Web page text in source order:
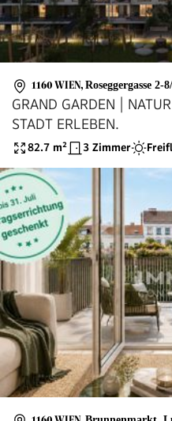
1160 WIEN, Roseggergasse 2-
GRAND GARDEN |
STADT ERLEBEN.
82.7 m² 3 Zimmer